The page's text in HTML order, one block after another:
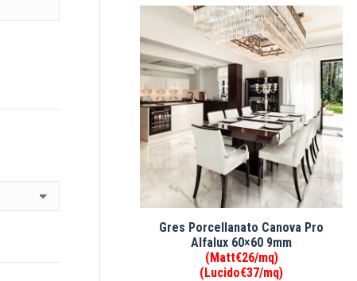
Gres Porcellanato Canova Pro
Alfalux 60×60 9mm
(Matt€26/mq)
(Lucido€37/mq)